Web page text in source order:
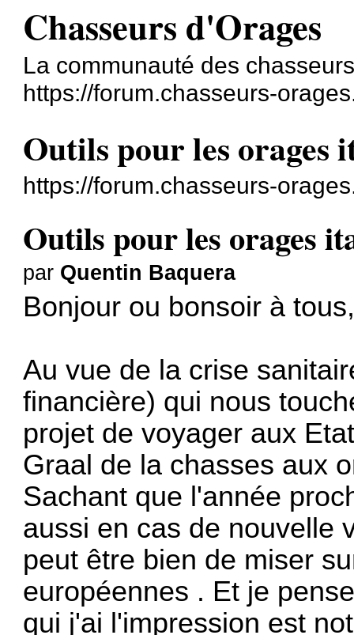
Chasseurs d'Orages
La communauté des
https://forum.chasseurs-
Outils pour les orages
https://forum.chasseurs-
Outils pour les orages
par Quentin Baquera
Bonjour ou bonsoir à
Au vue de la crise
financière) qui nous
projet de voyager aux
Graal de la chasses aux
Sachant que l'année
aussi en cas de nouvelle
peut être bien de miser
européennes . Et je
qui j'ai l'impression est